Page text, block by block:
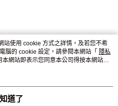
站使用 cookie 方式之詳情，及若您不希
腦的 cookie 設定，請參閱本網站「 隱私
網站即表示您同意本公司得按本網站使
道了